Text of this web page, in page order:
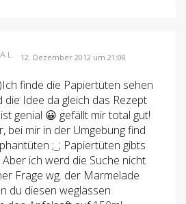
12. Dezember 2012 um 21:08
finde die Papiertüten sehen
die Idee da gleich das Rezept
genial 😀 gefällt mir total gut!
bei mir in der Umgebung find
;_; Papiertüten gibts
ich werd die Suche nicht
Frage wg. der Marmelade
du diesen weglassen